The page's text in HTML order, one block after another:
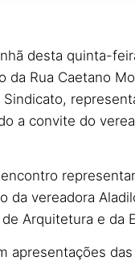
desta quinta-
da Rua Caetano
Sindicato,
a convite do
da vereadora
Arquitetura e da
apresentações